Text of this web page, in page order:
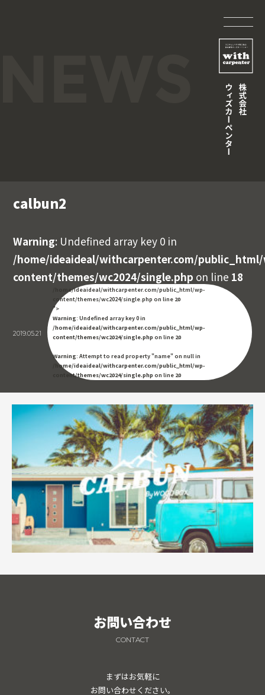
calbun2
Warning: Undefined array key 0 in
/home/ideaideal/withcarpenter.com/
content/themes/wc2024/single.php on line 18
2019.05.21
/home/ideaideal/withcarpenter.com/public_html/wp-
content/themes/wc2024/single.php on line 20
">
Warning: Undefined array key 0 in
/home/ideaideal/withcarpenter.com/public_html/wp-
content/themes/wc2024/single.php on line 20
Warning: Attempt to read property "name" on null in
/home/ideaideal/withcarpenter.com/public_html/wp-
content/themes/wc2024/single.php on line 20
お問い合わせ
CONTACT
まずはお気軽に
お問い合わせください。